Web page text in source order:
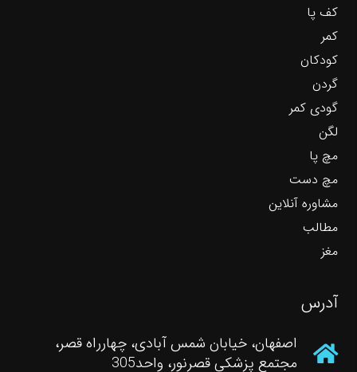
کف پا
کمر
کودکان
گردن
گودی کمر
لگن
مچ پا
مچ دست
مشاوره آنلاین
مطالب
مغز
آدرس
اصفهان، خیابان شمس آبادی، چهارراه قصر،
مجتمع پزشکی قصرنور، واحد305